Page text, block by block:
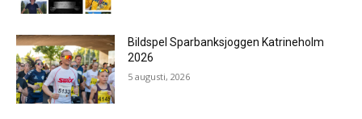
Bildspel Sparbanksjoggen Katrineholm
2026
5 augusti, 2026